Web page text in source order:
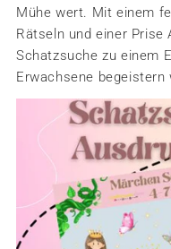
Mühe wert. Mit einem
Rätseln und einer Prise
Schatzsuche zu einem
Erwachsene begeistern